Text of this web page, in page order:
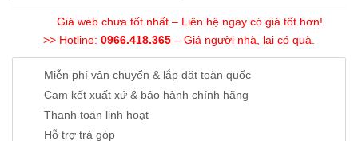
Giá web chưa tốt nhất – Liên hệ ngay có giá tốt hơn!
>> Hotline: 0966.418.365 – Giá người nhà, lại có quà.
Miễn phí vận chuyển & lắp đặt toàn quốc
Cam kết xuất xứ & bảo hành chính hãng
Thanh toán linh hoạt
Hỗ trợ trả góp